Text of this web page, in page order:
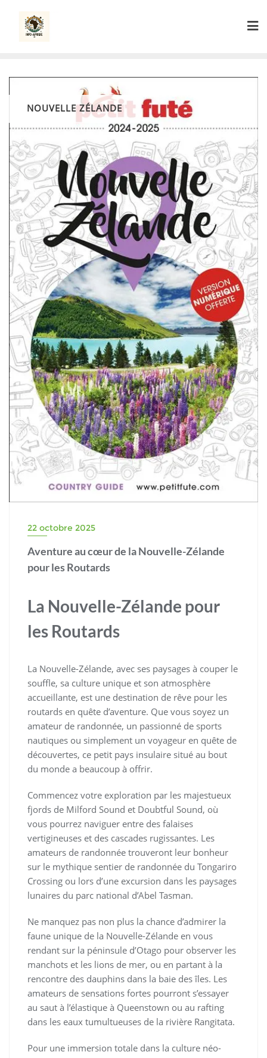
content
NOUVELLE ZÉLANDE
22 octobre 2025
Aventure au cœur de la Nouvelle-Zélande
pour les Routards
La Nouvelle-Zélande pour
les Routards
La Nouvelle-Zélande, avec ses paysages à couper le
souffle, sa culture unique et son atmosphère
accueillante, est une destination de rêve pour les
routards en quête d’aventure. Que vous soyez un
amateur de randonnée, un passionné de sports
nautiques ou simplement un voyageur en quête de
découvertes, ce petit pays insulaire situé au bout
du monde a beaucoup à offrir.
Commencez votre exploration par les majestueux
fjords de Milford Sound et Doubtful Sound, où
vous pourrez naviguer entre des falaises
vertigineuses et des cascades rugissantes. Les
amateurs de randonnée trouveront leur bonheur
sur le mythique sentier de randonnée du Tongariro
Crossing ou lors d’une excursion dans les paysages
lunaires du parc national d’Abel Tasman.
Ne manquez pas non plus la chance d’admirer la
faune unique de la Nouvelle-Zélande en vous
rendant sur la péninsule d’Otago pour observer les
manchots et les lions de mer, ou en partant à la
rencontre des dauphins dans la baie des îles. Les
amateurs de sensations fortes pourront s’essayer
au saut à l’élastique à Queenstown ou au rafting
dans les eaux tumultueuses de la rivière Rangitata.
Pour une immersion totale dans la culture néo-